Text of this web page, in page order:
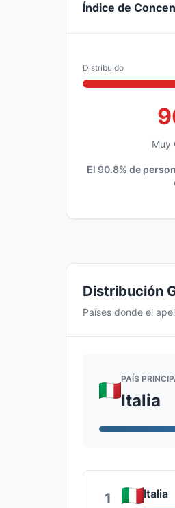
Índice de
Distribuido
Muy
El 90.8% de
Distribución
Países donde el
PAÍS
Italia
1 Italia